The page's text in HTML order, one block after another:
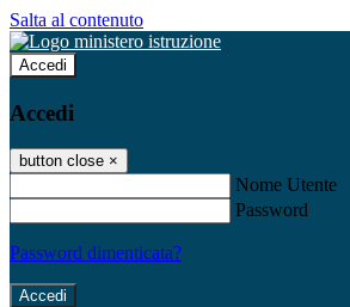
Salta al contenuto
Accedi
Accedi
button close ×
Nome Utente
Password
Password dimenticata?